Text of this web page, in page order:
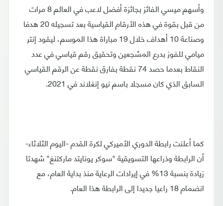
وأسهم ميسي الفائز بجائزة أفضل لاعب في العالم 8 مرات
من قبل بقوة في هذه الأرقام القياسية بعد تسجيله 20 هدفا
وصناعة 10 أهداف خلال 19 مباراة هذا الموسم، ليقود إنتر
ميامي للفوز بدرع المشجعين وتحقيق رقم قياسي في عدد
النقاط بعدما حصد 74 نقطة بفارق نقطة عن الرقم القياسي
السابق الذي كان مسجلا باسم نيو إنغلاند في 2021.
كما أعلنت رابطة الدوري الأميركي لكرة القدم -اليوم الثلاثاء-
أن الرابطة وذراعها التسويقية "سوكر يونايتد ماركتنغ" شهدتا
زيادة بنسبة 13% في إيرادات الرعاية منذ بداية العام، مع
انضمام 18 راعيا جديدا إلى الرابطة هذا العام.